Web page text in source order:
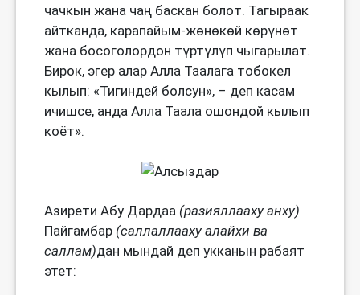
чачкын жана чаң баскан болот. Тагыраак
айтканда, карапайым-жөнөкөй көрүнөт
жана босоголордон түртүлүп чыгарылат.
Бирок, эгер алар Алла Таалага тобокел
кылып: «Тигиндей болсун», – деп касам
ичишсе, анда Алла Таала ошондой кылып
коёт».
Азирети Абу Дардаа (разияллааху анху)
Пайгамбар (саллаллааху алайхи ва
саллам)дан мындай деп укканын рабаят
этет: